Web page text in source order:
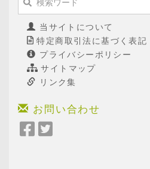
当サイトについて
特定商取引法に基づく表記
プライバシーポリシー
サイトマップ
リンク集
お問い合わせ
Facebook